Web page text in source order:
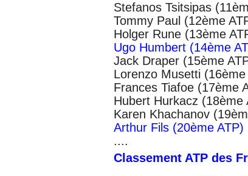
Stefanos Tsitsipas
Tommy Paul (12ème
Holger Rune (13ème
Ugo Humbert (14ème
Jack Draper (15ème
Lorenzo Musetti (16ème
Frances Tiafoe (17ème
Hubert Hurkacz (18ème
Karen Khachanov
Arthur Fils (20ème ATP)
....
Classement ATP des